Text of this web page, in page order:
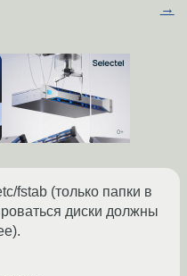
→
fstab (только папки в
диски должны